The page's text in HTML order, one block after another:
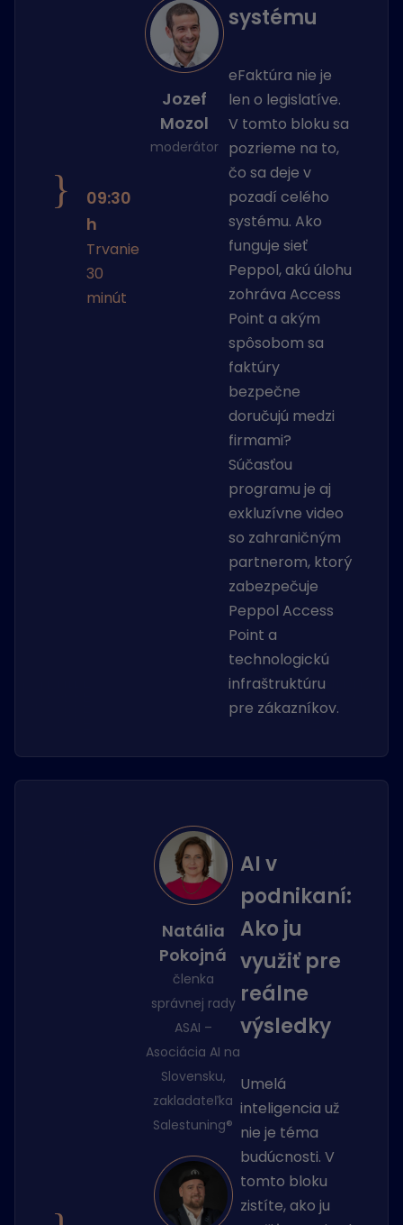
}
09:30
h
Trvanie
30
minút
Jozef
Mozol
moderátor
systému
eFaktúra nie je
len o legislatíve.
V tomto bloku sa
pozrieme na to,
čo sa deje v
pozadí celého
systému. Ako
funguje sieť
Peppol, akú úlohu
zohráva Access
Point a akým
spôsobom sa
faktúry
bezpečne
doručujú medzi
firmami?
Súčasťou
programu je aj
exkluzívne video
so zahraničným
partnerom, ktorý
zabezpečuje
Peppol Access
Point a
technologickú
infraštruktúru
pre zákazníkov.
Natália
Pokojná
členka
správnej rady
ASAI –
Asociácia AI na
Slovensku,
zakladateľka
Salestuning®
AI v
podnikaní:
Ako ju
využiť pre
reálne
výsledky
Umelá
inteligencia už
nie je téma
budúcnosti. V
tomto bloku
zistíte, ako ju